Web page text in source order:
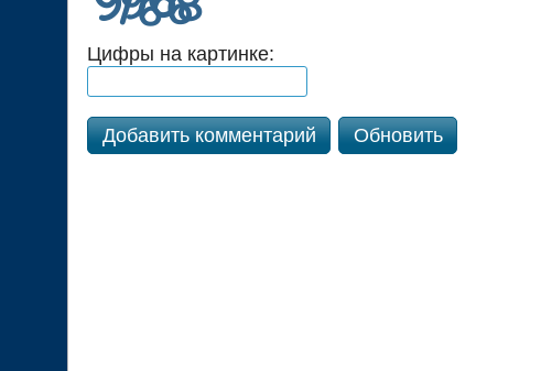
Цифры на картинке:
Добавить комментарий Обновить